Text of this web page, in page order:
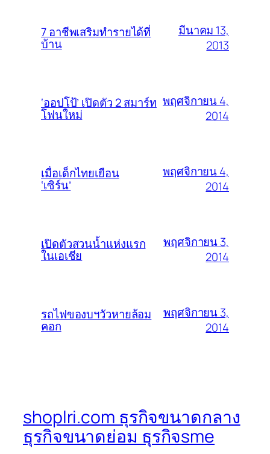
7 อาชีพเสริมทำรายได้ที่
บ้าน
มีนาคม 13,
2013
‘ออปโป้’ เปิดตัว 2 สมาร์ท
โฟนใหม่
พฤศจิกายน 4,
2014
เมื่อเด็กไทยเยือน
‘เซิร์น’
พฤศจิกายน 4,
2014
เปิดตัวสวนน้ำแห่งแรก
ในเอเชีย
พฤศจิกายน 3,
2014
รถไฟของบฯวัวหายล้อม
คอก
พฤศจิกายน 3,
2014
shoplri.com ธุรกิจขนาดกลาง
ธุรกิจขนาดย่อม ธุรกิจsme